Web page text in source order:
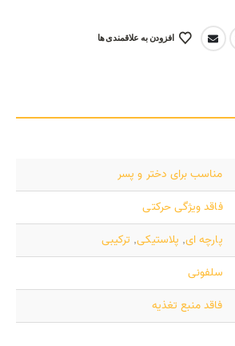
افزودن به علاقمندی ها
مناسب برای دختر و پسر
فاقد ویژگی حرکتی
پارچه ای, پلاستیکی, ترکیبی
سلفونی
فاقد منبع تغذیه